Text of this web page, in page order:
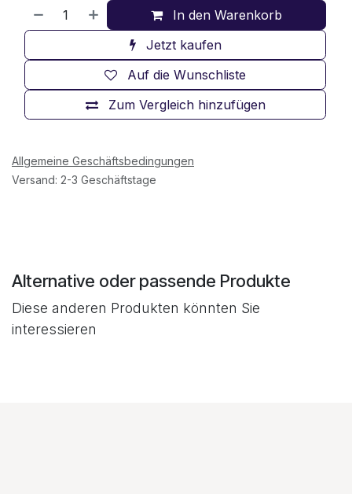
In den Warenkorb
Jetzt kaufen
Zum Vergleich hinzufügen
Auf die Wunschliste
Allgemeine Geschäftsbedingungen
Versand: 2-3 Geschäftstage
Alternative oder passende Produkte
Diese anderen Produkten könnten Sie
interessieren